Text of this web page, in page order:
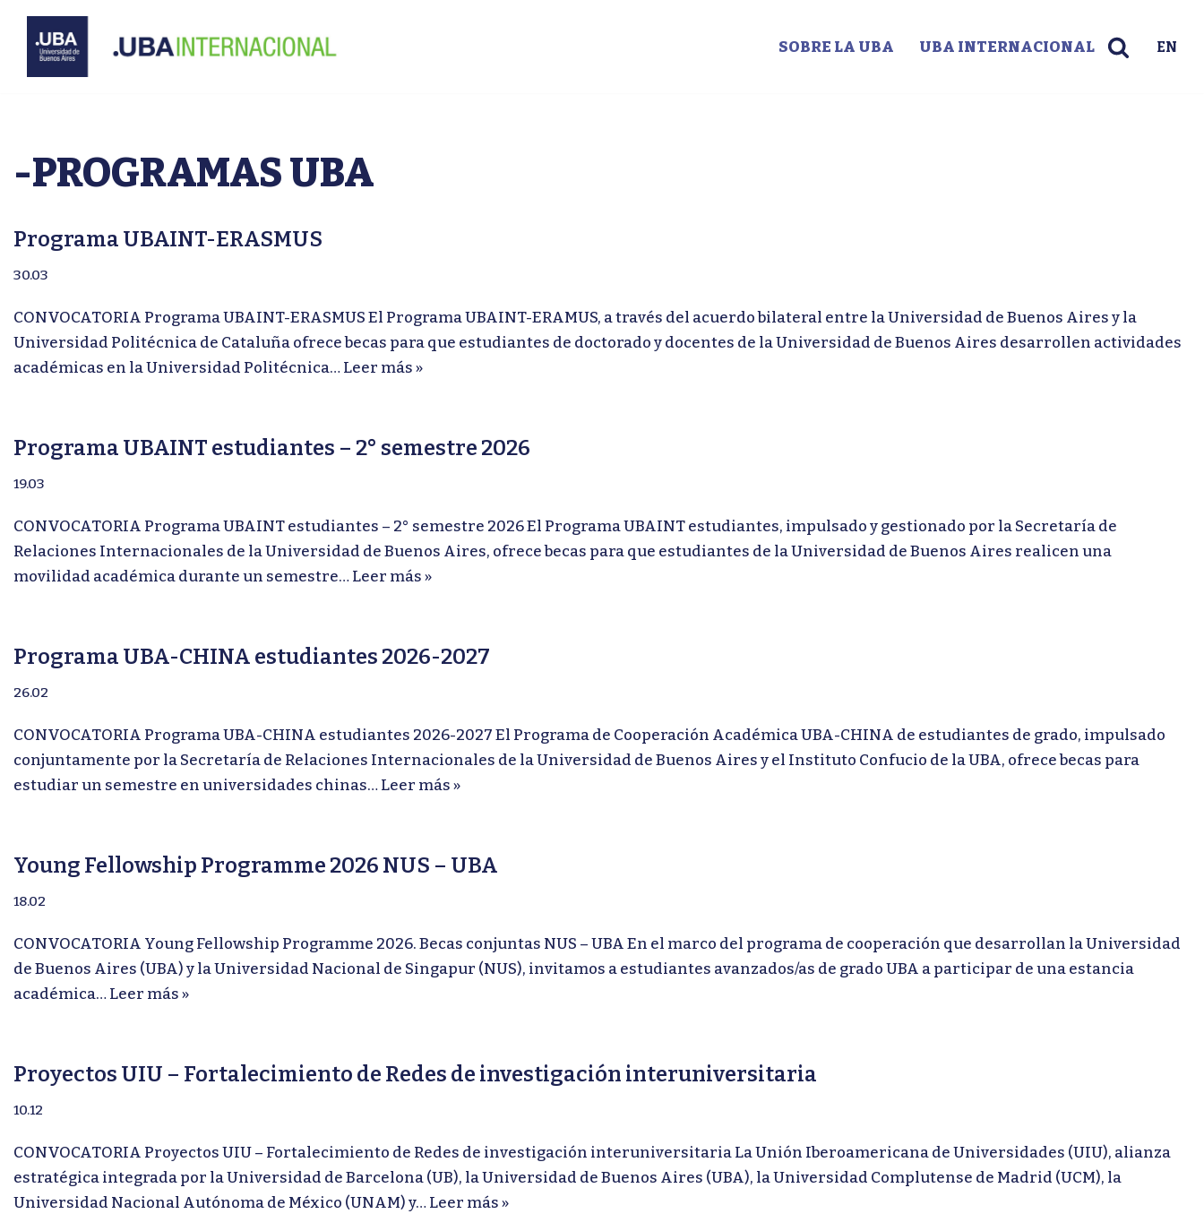
al
SOBRE LA UBA UBA INTERNACIONAL EN
-PROGRAMAS UBA
Programa UBAINT-ERASMUS
30.03
CONVOCATORIA Programa UBAINT-ERASMUS El Programa UBAINT-ERAMUS, a través del acuerdo bilateral entre la Universidad de Buenos Aires y la
Universidad Politécnica de Cataluña ofrece becas para que estudiantes de doctorado y docentes de la Universidad de Buenos Aires desarrollen actividades
académicas en la Universidad Politécnica… Leer más »
Programa UBAINT estudiantes – 2° semestre 2026
19.03
CONVOCATORIA Programa UBAINT estudiantes – 2° semestre 2026 El Programa UBAINT estudiantes, impulsado y gestionado por la Secretaría de
Relaciones Internacionales de la Universidad de Buenos Aires, ofrece becas para que estudiantes de la Universidad de Buenos Aires realicen una
movilidad académica durante un semestre… Leer más »
Programa UBA-CHINA estudiantes 2026-2027
26.02
CONVOCATORIA Programa UBA-CHINA estudiantes 2026-2027 El Programa de Cooperación Académica UBA-CHINA de estudiantes de grado, impulsado
conjuntamente por la Secretaría de Relaciones Internacionales de la Universidad de Buenos Aires y el Instituto Confucio de la UBA, ofrece becas para
estudiar un semestre en universidades chinas… Leer más »
Young Fellowship Programme 2026 NUS – UBA
18.02
CONVOCATORIA Young Fellowship Programme 2026. Becas conjuntas NUS – UBA En el marco del programa de cooperación que desarrollan la Universidad
de Buenos Aires (UBA) y la Universidad Nacional de Singapur (NUS), invitamos a estudiantes avanzados/as de grado UBA a participar de una estancia
académica… Leer más »
Proyectos UIU – Fortalecimiento de Redes de investigación interuniversitaria
10.12
CONVOCATORIA Proyectos UIU – Fortalecimiento de Redes de investigación interuniversitaria La Unión Iberoamericana de Universidades (UIU), alianza
estratégica integrada por la Universidad de Barcelona (UB), la Universidad de Buenos Aires (UBA), la Universidad Complutense de Madrid (UCM), la
Universidad Nacional Autónoma de México (UNAM) y… Leer más »